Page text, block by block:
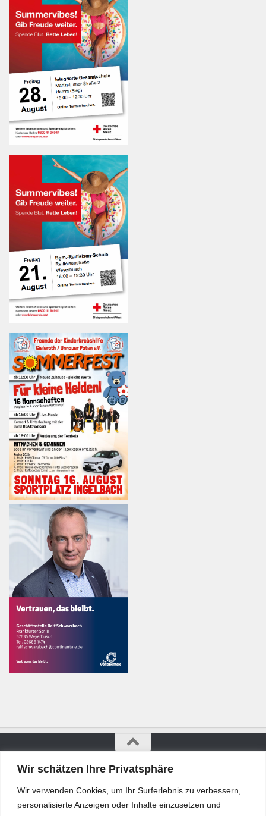
Wir schätzen Ihre Privatsphäre
Wir verwenden Cookies, um Ihr Surferlebnis zu verbessern,
personalisierte Anzeigen oder Inhalte einzusetzen und
Bürgerkurier © 2026. Alle Rechte vorbehalten.